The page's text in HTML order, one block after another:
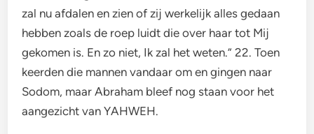
zal nu afdalen en zien of zij werkelijk alles gedaan
hebben zoals de roep luidt die over haar tot Mij
gekomen is. En zo niet, Ik zal het weten.” 22. Toen
keerden die mannen vandaar om en gingen naar
Sodom, maar Abraham bleef nog staan voor het
aangezicht van YAHWEH.